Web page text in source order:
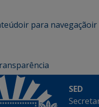
ir para navegaçãoir
SED